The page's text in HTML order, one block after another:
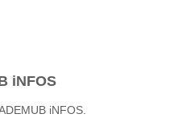
iNFOS
iNFOS.